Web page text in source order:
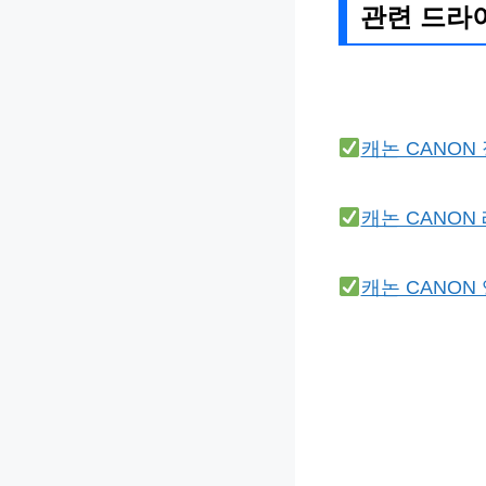
관련 드라
캐논 CANON
캐논 CANON
캐논 CANON